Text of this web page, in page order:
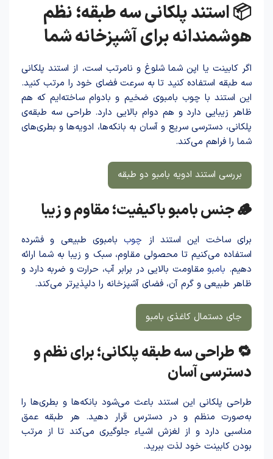
📦 استند پلکانی سه طبقه؛ نظم
هوشمندانه برای آشپزخانه شما
اگر کابینت یا اپن شما شلوغ و نامرتب است، از استند پلکانی
سه طبقه استفاده کنید تا به سرعت فضای خود را مرتب کنید.
این استند با چوب بامبوی ضخیم و بادوام ساخته‌ایم که هم
ظاهر زیبایی دارد و هم دوام بالایی دارد. طراحی سه طبقه‌ی
پلکانی، دسترسی سریع و آسان به بانکه‌ها، ادویه‌ها و بطری‌های
شما را فراهم می‌کند.
بررسی استند ادویه بامبو دو طبقه
🪵 جنس بامبو باکیفیت؛ مقاوم و زیبا
برای ساخت این استند از چوببامبوی طبیعی و فشرده
استفاده می‌کنیم تا محصولی مقاوم، سبک و زیبا به شما ارائه
دهیم. بامبومقاومت بالایی در برابر آب، حرارت و ضربه دارد و
ظاهر طبیعی و گرم آن، فضای آشپزخانه را دلپذیرتر می‌کند.
جای دستمال کاغذی بامبو
🔁 طراحی سه طبقه پلکانی؛ برای نظم و
دسترسی آسان
طراحی پلکانی این استند باعث می‌شود بانکه‌ها و بطری‌ها را
به‌صورت منظم و در دسترس قرار دهید. هر طبقه عمق
مناسبی دارد و از لغزش اشیاء جلوگیری می‌کند تا از مرتب
بودن کابینت خود لذت ببرید.